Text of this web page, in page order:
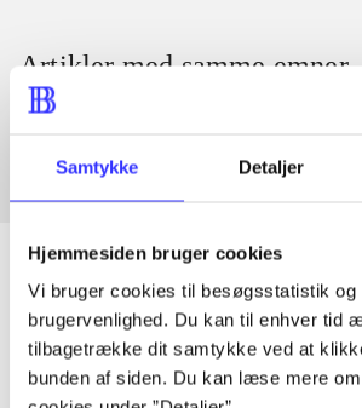
Samtykke Detaljer
Hjemmesiden bruger cookies
Vi bruger cookies til besøgsstatistik og
brugervenlighed. Du kan til enhver tid
tilbagetrække dit samtykke ved at
bunden af siden. Du kan læse mere
Artikler med samme emner
Fra
Artikler
Alle registrerede artikler fordelt på